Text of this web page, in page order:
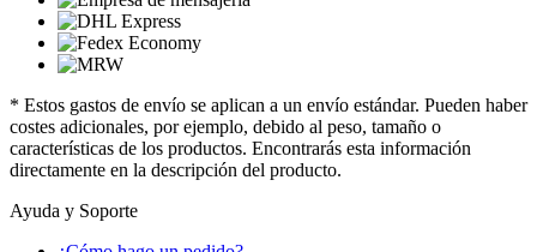
* Estos gastos de envío se aplican a un envío estándar. Pueden haber
costes adicionales, por ejemplo, debido al peso, tamaño o
características de los productos. Encontrarás esta información
directamente en la descripción del producto.
Ayuda y Soporte